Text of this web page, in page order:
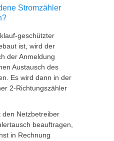
Stromzähler
geschützter
ist, wird der
der Anmeldung
Austausch des
Es wird dann in der
2-Richtungszähler
den Netzbetreiber
beauftragen,
in Rechnung